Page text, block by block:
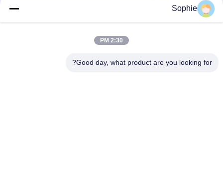
أعلى
Sophie
2:30 PM
Good day, what product are you looking for?